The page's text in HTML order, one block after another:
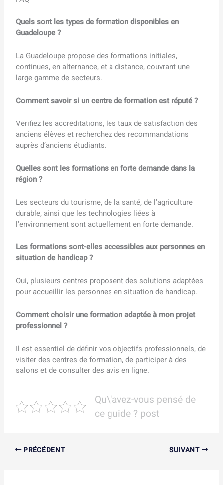
Quels sont les types de formation disponibles en
Guadeloupe ?
La Guadeloupe propose des formations initiales,
continues, en alternance, et à distance, couvrant une
large gamme de secteurs.
Comment savoir si un centre de formation est réputé ?
Vérifiez les accréditations, les taux de satisfaction des
anciens élèves et recherchez des recommandations
auprès d’anciens étudiants.
Quelles sont les formations en forte demande dans la
région ?
Les secteurs du tourisme, de la santé, de l’agriculture
durable, ainsi que les technologies liées à
l’environnement sont actuellement en forte demande.
Les formations sont-elles accessibles aux personnes en
situation de handicap ?
Oui, plusieurs centres proposent des solutions adaptées
pour accueillir les personnes en situation de handicap.
Comment choisir une formation adaptée à mon projet
professionnel ?
Il est essentiel de définir vos objectifs professionnels, de
visiter des centres de formation, de participer à des
salons et de consulter des avis en ligne.
Qu\'avez-vous pensé de
ce guide ? post
PRÉCÉDENT SUIVANT